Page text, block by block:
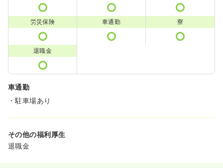
労災保険 車通勤 寮
退職金
車通勤
・駐車場あり
その他の福利厚生
退職金